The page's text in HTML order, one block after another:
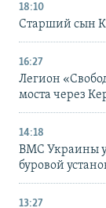
18:10
Старший сын
16:27
Легион
моста через
14:18
ВМС Украины
буровой
13:27